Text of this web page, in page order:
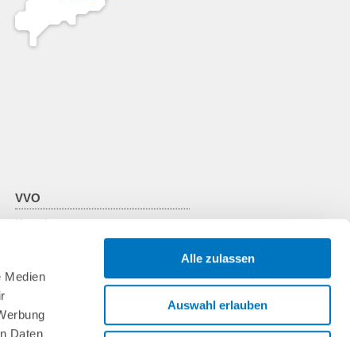
Medien
Daten
Alle zulassen
Auswahl erlauben
VVO
Kontakt
VVO-Team
Presse & Öffentlichkeitsarbeit
VVO im Web